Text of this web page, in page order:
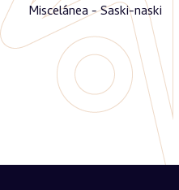
Miscelánea - Saski-naski